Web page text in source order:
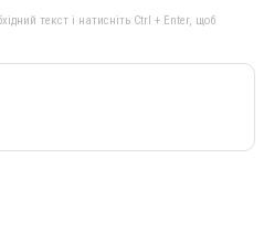
текст і натисніть Ctrl + Enter, щоб